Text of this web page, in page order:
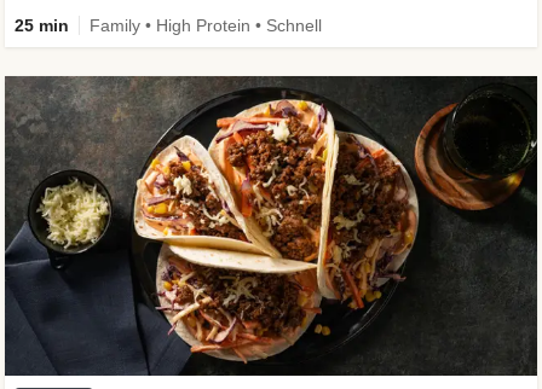
25 min Family • High Protein • Schnell